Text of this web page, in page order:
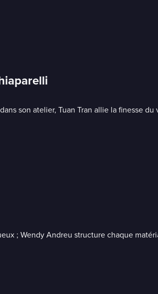
son atelier, Tuan Tran allie la finesse
; Wendy Andreu structure chaque